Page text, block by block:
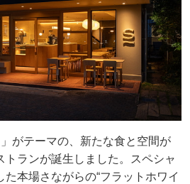
がテーマの、新たな食と空間が
トランが誕生しました。スペシャ
本場さながらの“フラットホワイ